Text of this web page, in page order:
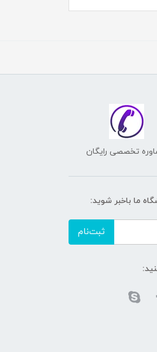
تخصصی رایگان
ما باخبر شوید:
ثبت‌نام